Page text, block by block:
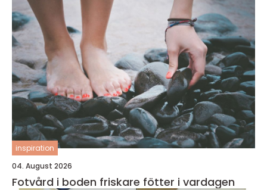
inspiration
04. August 2026
Fotvård i boden friskare fötter i vardagen